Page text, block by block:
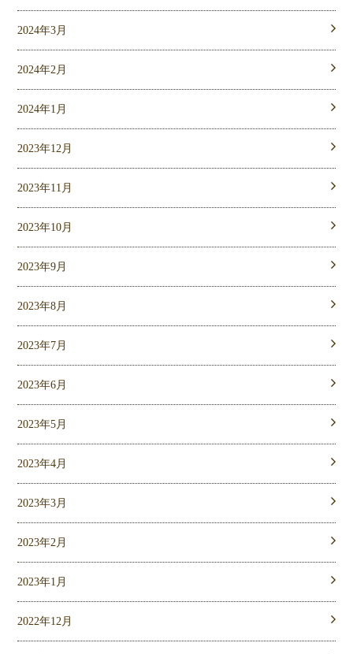
2024年3月
2024年2月
2024年1月
2023年12月
2023年11月
2023年10月
2023年9月
2023年8月
2023年7月
2023年6月
2023年5月
2023年4月
2023年3月
2023年2月
2023年1月
2022年12月